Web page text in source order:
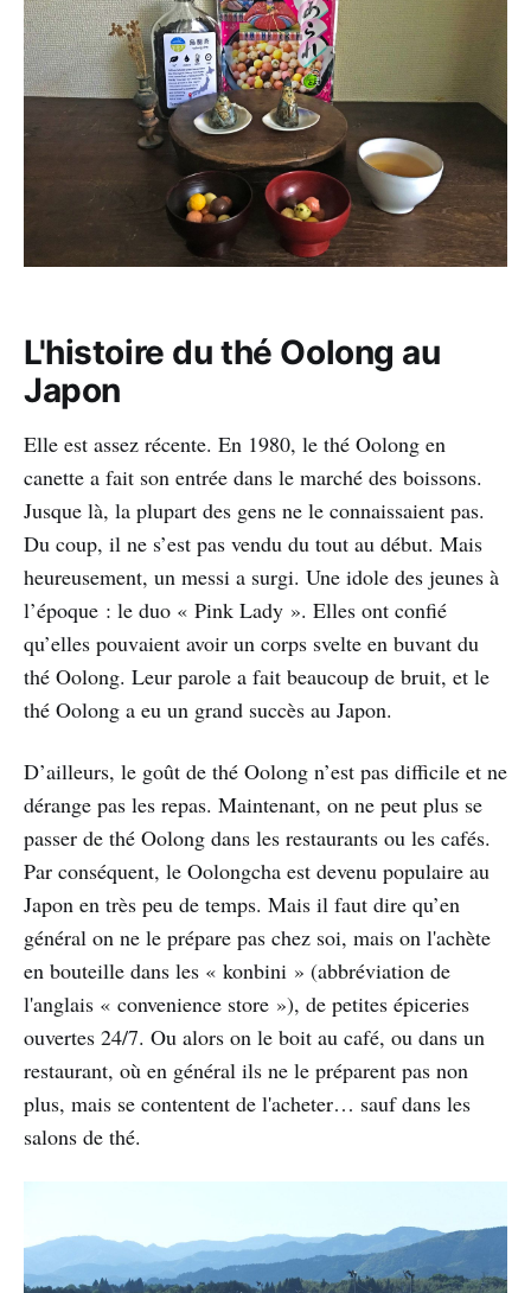
L'histoire du thé Oolong au
Japon
Elle est assez récente. En 1980, le thé Oolong en
canette a fait son entrée dans le marché des boissons.
Jusque là, la plupart des gens ne le connaissaient pas.
Du coup, il ne s’est pas vendu du tout au début. Mais
heureusement, un messi a surgi. Une idole des jeunes à
l’époque : le duo « Pink Lady ». Elles ont confié
qu’elles pouvaient avoir un corps svelte en buvant du
thé Oolong. Leur parole a fait beaucoup de bruit, et le
thé Oolong a eu un grand succès au Japon.
D’ailleurs, le goût de thé Oolong n’est pas difficile et ne
dérange pas les repas. Maintenant, on ne peut plus se
passer de thé Oolong dans les restaurants ou les cafés.
Par conséquent, le Oolongcha est devenu populaire au
Japon en très peu de temps. Mais il faut dire qu’en
général on ne le prépare pas chez soi, mais on l'achète
en bouteille dans les « konbini » (abbréviation de
l'anglais « convenience store »), de petites épiceries
ouvertes 24/7. Ou alors on le boit au café, ou dans un
restaurant, où en général ils ne le préparent pas non
plus, mais se contentent de l'acheter… sauf dans les
salons de thé.